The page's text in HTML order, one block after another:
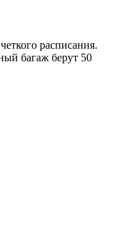
расписания.
багаж берут 50